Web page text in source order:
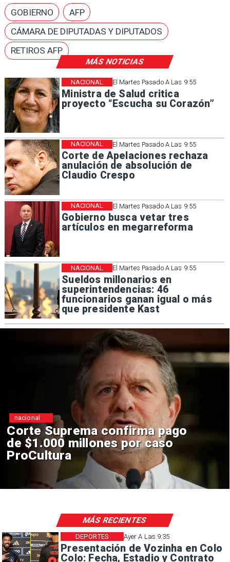
MÁS NOTICIAS
El Martes Pasado A Las 9:55
Ministra de Salud critica
proyecto “Escucha su Corazón”
NACIONAL
El Martes Pasado A Las 9:55
Corte de Apelaciones rechaza
anulación de absolución de
Claudio Crespo
NACIONAL
El Martes Pasado A Las 9:55
Gobierno busca vetar tres
artículos en megarreforma
NACIONAL
El Martes Pasado A Las 9:55
Sueldos millonarios en
superintendencias: 46
funcionarios ganan igual o más
que presidente Kast
NACIONAL
GOBIERNO
AFP
CÁMARA DE DIPUTADAS Y DIPUTADOS
RETIROS AFP
confirma pago
millones por caso
Ayer A Las 9:35
Presentación de Vozinha en Colo
Colo: Fecha, Estadio y Contrato
DEPORTES
MÁS RECIENTES